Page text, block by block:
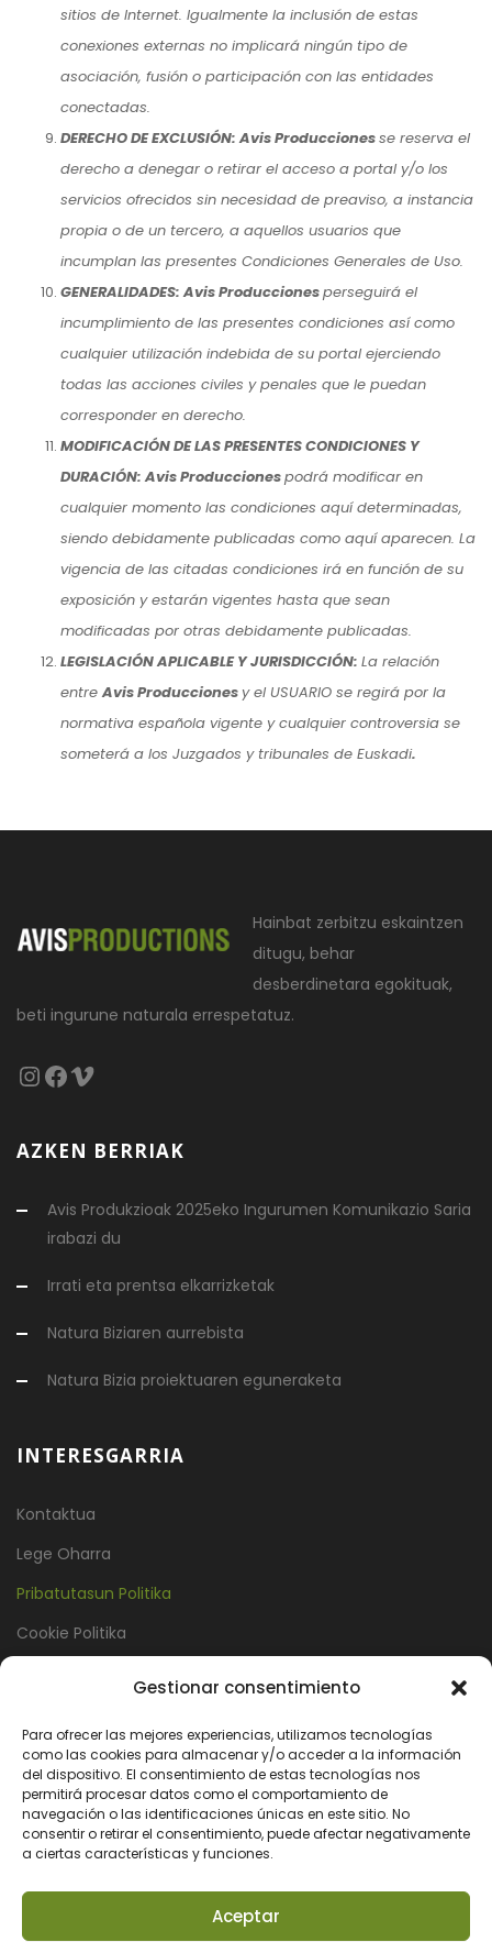
Gestionar consentimiento
Para ofrecer las mejores experiencias, utilizamos tecnologías
como las cookies para almacenar y/o acceder a la información
del dispositivo. El consentimiento de estas tecnologías nos
permitirá procesar datos como el comportamiento de
navegación o las identificaciones únicas en este sitio. No
consentir o retirar el consentimiento, puede afectar negativamente
a ciertas características y funciones.
Aceptar
sitios de Internet. Igualmente la inclusión de estas
conexiones externas no implicará ningún tipo de
asociación, fusión o participación con las entidades
conectadas.
DERECHO DE EXCLUSIÓN: Avis Produccionesse reserva el
derecho a denegar o retirar el acceso a portal y/o los
servicios ofrecidos sin necesidad de preaviso, a instancia
propia o de un tercero, a aquellos usuarios que
incumplan las presentes Condiciones Generales de Uso.
GENERALIDADES: Avis Produccionesperseguirá el
incumplimiento de las presentes condiciones así como
cualquier utilización indebida de su portal ejerciendo
todas las acciones civiles y penales que le puedan
corresponder en derecho.
MODIFICACIÓN DE LAS PRESENTES CONDICIONES Y
DURACIÓN: Avis Produccionespodrá modificar en
cualquier momento las condiciones aquí determinadas,
siendo debidamente publicadas como aquí aparecen. La
vigencia de las citadas condiciones irá en función de su
exposición y estarán vigentes hasta que sean
modificadas por otras debidamente publicadas.
LEGISLACIÓN APLICABLE Y JURISDICCIÓN: La relación
entreAvis Producciones y el USUARIO se regirá por la
normativa española vigente y cualquier controversia se
someterá a los Juzgados y tribunales de Euskadi.
Hainbat zerbitzu eskaintzen
ditugu, behar
desberdinetara egokituak,
beti ingurune naturala errespetatuz.
Instagram
Facebook
Vimeo
AZKEN BERRIAK
Avis Produkzioak 2025eko Ingurumen Komunikazio Saria
irabazi du
Irrati eta prentsa elkarrizketak
Natura Biziaren aurrebista
Natura Bizia proiektuaren eguneraketa
INTERESGARRIA
Kontaktua
Lege Oharra
Pribatutasun Politika
Cookie Politika
Askatasun Etorbidea 20, bajo. 48200 Durango Bizkaia
info@avisproducciones.com